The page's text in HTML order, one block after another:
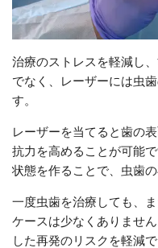
治療のストレスを軽減し
でなく、レーザーには虫
す。
レーザーを当てると歯の
抗力を高めることが可能
状態を作ることで、虫歯
一度虫歯を治療しても、
ケースは少なくありませ
した再発のリスクを軽減